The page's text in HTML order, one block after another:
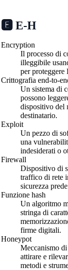
🅴 E-H
Encryption
Il processo di
illeggibile
per proteggere
Crittografia end-to-
Un sistema di
possono
dispositivo del
destinatario.
Exploit
Un pezzo di
una
indesiderati o
Firewall
Dispositivo di
traffico di rete
sicurezza
Funzione hash
Un algoritmo
stringa di
firme digitali.
Honeypot
Meccanismo di
attirare e
metodi e